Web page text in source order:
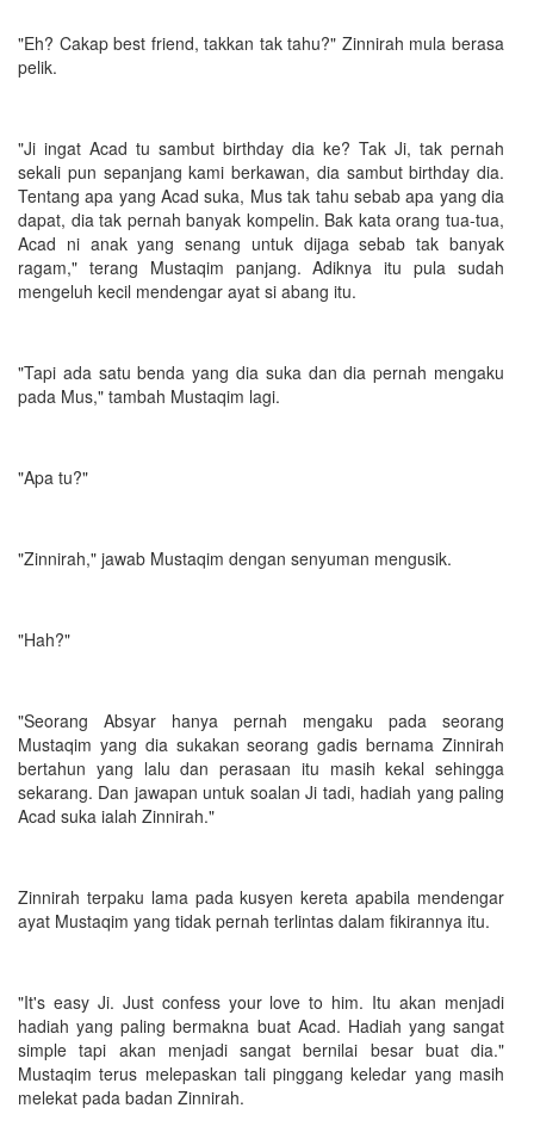
"Eh? Cakap best friend, takkan tak tahu?" Zinnirah mula berasa
pelik.
"Ji ingat Acad tu sambut birthday dia ke? Tak Ji, tak pernah
sekali pun sepanjang kami berkawan, dia sambut birthday dia.
Tentang apa yang Acad suka, Mus tak tahu sebab apa yang dia
dapat, dia tak pernah banyak kompelin. Bak kata orang tua-tua,
Acad ni anak yang senang untuk dijaga sebab tak banyak
ragam," terang Mustaqim panjang. Adiknya itu pula sudah
mengeluh kecil mendengar ayat si abang itu.
"Tapi ada satu benda yang dia suka dan dia pernah mengaku
pada Mus," tambah Mustaqim lagi.
"Apa tu?"
"Zinnirah," jawab Mustaqim dengan senyuman mengusik.
"Hah?"
"Seorang Absyar hanya pernah mengaku pada seorang
Mustaqim yang dia sukakan seorang gadis bernama Zinnirah
bertahun yang lalu dan perasaan itu masih kekal sehingga
sekarang. Dan jawapan untuk soalan Ji tadi, hadiah yang paling
Acad suka ialah Zinnirah."
Zinnirah terpaku lama pada kusyen kereta apabila mendengar
ayat Mustaqim yang tidak pernah terlintas dalam fikirannya itu.
"It's easy Ji. Just confess your love to him. Itu akan menjadi
hadiah yang paling bermakna buat Acad. Hadiah yang sangat
simple tapi akan menjadi sangat bernilai besar buat dia."
Mustaqim terus melepaskan tali pinggang keledar yang masih
melekat pada badan Zinnirah.